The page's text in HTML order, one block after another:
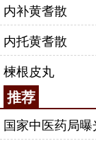
内补黄耆散
内托黄耆散
楝根皮丸
推荐
国家中医药局